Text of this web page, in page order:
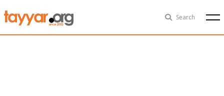
Search
Sun, Aug 9th 29°C